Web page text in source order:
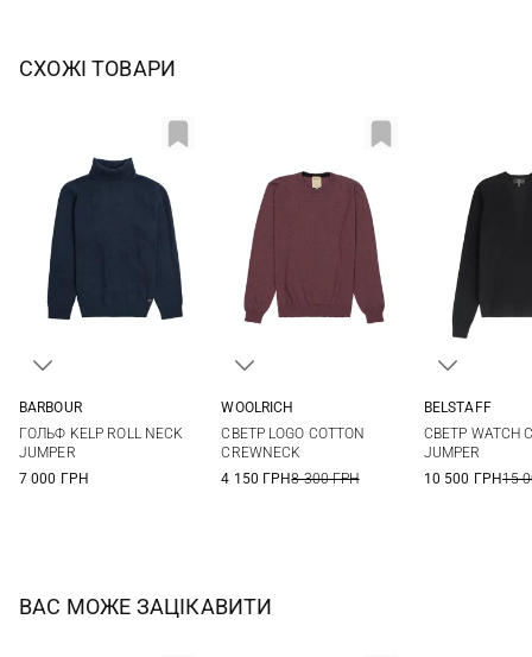
СХОЖІ ТОВАРИ
XXL
BARBOUR
ГОЛЬФ KELP ROLL NECK
JUMPER
7 000 ГРН
WOOLRICH
СВЕТР LOGO COTTON
CREWNECK
4 150 ГРН8 300 ГРН
3XL
BELSTAFF
СВЕТР WATCH
JUMPER
10 500 ГРН15
ВАС МОЖЕ ЗАЦІКАВИТИ